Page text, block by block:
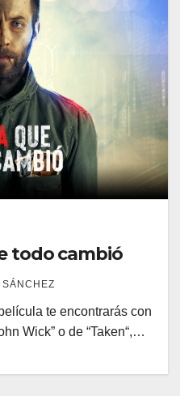
todo cambió
te encontrarás con
Wick” o de “Taken“,…